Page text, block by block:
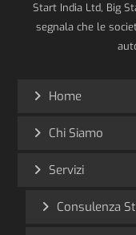
Start India Ltd, Big
segnala che le
Home
Chi Siamo
Servizi
Consulenza